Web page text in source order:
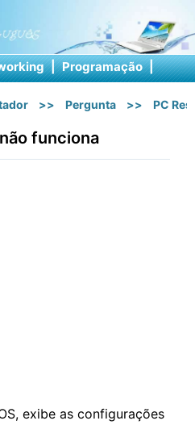
| Programação |
>> Pergunta >> PC
funciona
exibe as configurações